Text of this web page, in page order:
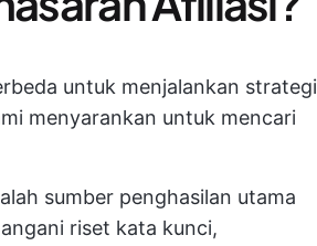
untuk menjalankan strategi
menyarankan untuk mencari
sumber penghasilan utama
riset kata kunci,